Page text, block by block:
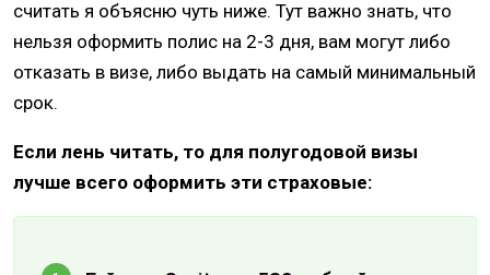
считать я объясню чуть ниже. Тут важно знать, что
нельзя оформить полис на 2-3 дня, вам могут либо
отказать в визе, либо выдать на самый минимальный
срок.
Если лень читать, то для полугодовой визы
лучше всего оформить эти страховые: